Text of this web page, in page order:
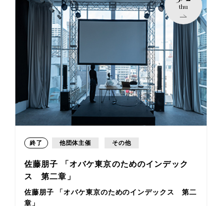
thu
終了 他団体主催 その他
佐藤朋子 「オバケ東京のためのインデック
ス 第二章」
佐藤朋子 「オバケ東京のためのインデックス 第二
章」